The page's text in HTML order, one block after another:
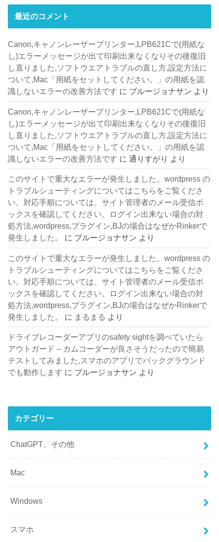
最近のコメント
Canon,キャノンレーザープリンター,LPB621Cで(用紙な
し)エラーメッセージが出て印刷出来なくなりその後復旧
し直りました,ソフトウエアトラブルの直し方,設定方法に
ついて,Mac「用紙をセットしてください。」の用紙を認
識しないエラーの改善方法です に ブルージョナサン より
Canon,キャノンレーザープリンター,LPB621Cで(用紙な
し)エラーメッセージが出て印刷出来なくなりその後復旧
し直りました,ソフトウエアトラブルの直し方,設定方法に
ついて,Mac「用紙をセットしてください。」の用紙を認
識しないエラーの改善方法です に通りすがり より
このサイトで重大なエラーが発生しました。wordpress の
トラブルシューティングについてはこちらをご覧くださ
い。対応手順については、サイト管理者のメール受信ボ
ックスを確認してください。ログイン出来ない場合の対
処方法,wordpress,プラグイン,BJの場合はなぜかRinkerで
発生しました。
に ブルージョナサン より
このサイトで重大なエラーが発生しました。wordpress の
トラブルシューティングについてはこちらをご覧くださ
い。対応手順については、サイト管理者のメール受信ボ
ックスを確認してください。ログイン出来ない場合の対
処方法,wordpress,プラグイン,BJの場合はなぜかRinkerで
発生しました。
に まるまる より
ドライブレコーダーアプリのsafety sightを調べていたら
アウトガード – カムコーダーが良さそうだったので簡易
テストしてみました,スマホのアプリでバックグラウンド
でも動作します に ブルージョナサン より
カテゴリー
ChatGPT、その他
Mac
Windows
スマホ